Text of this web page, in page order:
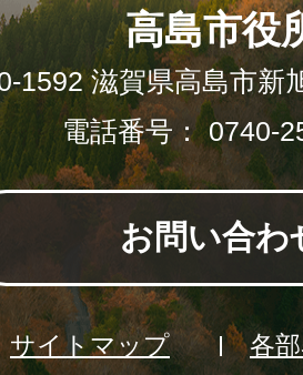
高島市役
1592 滋賀県高島市新
電話番号： 0740-
お問い合わ
サイトマップ
各